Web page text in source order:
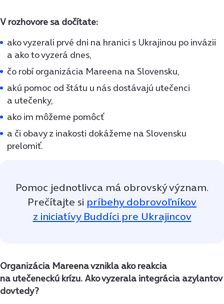
V rozhovore sa dočítate:
ako vyzerali prvé dni na hranici s Ukrajinou po invázii
a ako to vyzerá dnes,
čo robí organizácia Mareena na Slovensku,
akú pomoc od štátu u nás dostávajú utečenci
a utečenky,
ako im môžeme pomôcť
a či obavy z inakosti dokážeme na Slovensku
prelomiť.
Pomoc jednotlivca má obrovský význam.
Prečítajte si príbehy dobrovoľníkov
z iniciatívy Buddíci pre Ukrajincov
Organizácia Mareena vznikla ako reakcia
na utečeneckú krízu. Ako vyzerala integrácia azylantov
dovtedy?